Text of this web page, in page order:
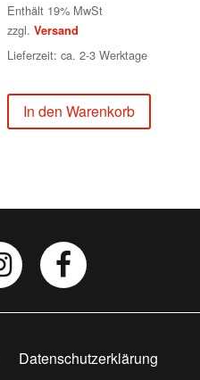
Enthält 19% MwSt
zzgl.Versand
Lieferzeit: ca. 2-3 Werktage
In den Warenkorb
Datenschutzerklärung